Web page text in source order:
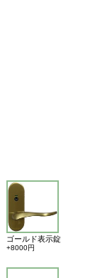
ゴールド表示錠
+8000円